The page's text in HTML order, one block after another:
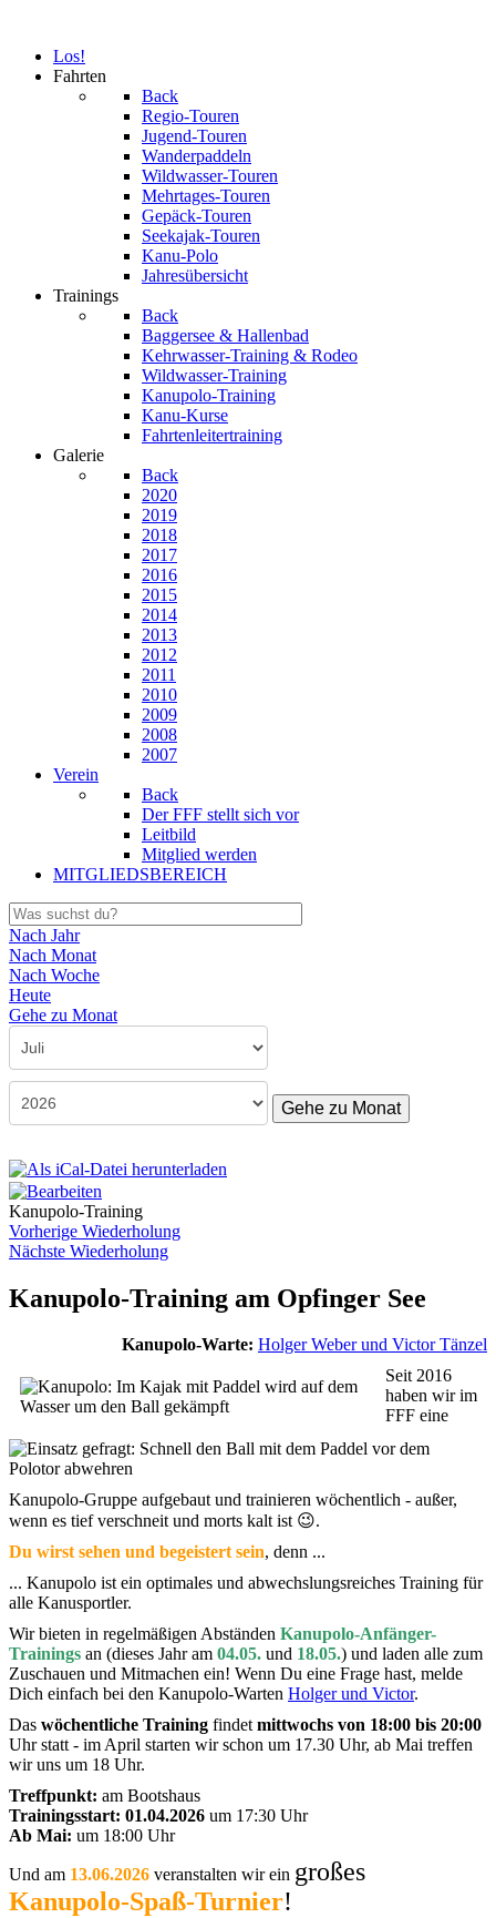
Los!
Fahrten
Back
Regio-Touren
Jugend-Touren
Wanderpaddeln
Wildwasser-Touren
Mehrtages-Touren
Gepäck-Touren
Seekajak-Touren
Kanu-Polo
Jahresübersicht
Trainings
Back
Baggersee & Hallenbad
Kehrwasser-Training & Rodeo
Wildwasser-Training
Kanupolo-Training
Kanu-Kurse
Fahrtenleitertraining
Galerie
Back
2020
2019
2018
2017
2016
2015
2014
2013
2012
2011
2010
2009
2008
2007
Verein
Back
Der FFF stellt sich vor
Leitbild
Mitglied werden
MITGLIEDSBEREICH
Nach Jahr
Nach Monat
Nach Woche
Heute
Gehe zu Monat
Gehe zu Monat
Kanupolo-Training
Vorherige Wiederholung
Nächste Wiederholung
Kanupolo-Training am Opfinger See
Kanupolo-Warte: Holger Weber und Victor Tänzel
Seit 2016
haben wir im
FFF eine
Kanupolo-Gruppe aufgebaut und trainieren wöchentlich - außer,
wenn es tief verschneit und morts kalt ist 😉.
Du wirst sehen und begeistert sein, denn ...
... Kanupolo ist ein optimales und abwechslungsreiches Training für
alle Kanusportler.
Wir bieten in regelmäßigen Abständen Kanupolo-Anfänger-
Trainings an (dieses Jahr am 04.05. und 18.05.) und laden alle zum
Zuschauen und Mitmachen ein! Wenn Du eine Frage hast, melde
Dich einfach bei den Kanupolo-Warten Holger und Victor.
Das wöchentliche Training findetmittwochs von 18:00 bis 20:00
Uhr statt - im April starten wir schon um 17.30 Uhr, ab Mai treffen
wir uns um 18 Uhr.
Treffpunkt: am Bootshaus
Trainingsstart: 01.04.2026 um 17:30 Uhr
Ab Mai: um 18:00 Uhr
Und am 13.06.2026 veranstalten wir ein großes
Kanupolo-Spaß-Turnier!